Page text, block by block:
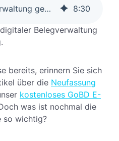
Digitale Belegverwaltung gemäß Neufassung GoBD (2024) 8:30
Belegverwaltung
bereits, erinnern Sie sich
über die Neufassung
kostenloses GoBD E-
was ist nochmal die
so wichtig?